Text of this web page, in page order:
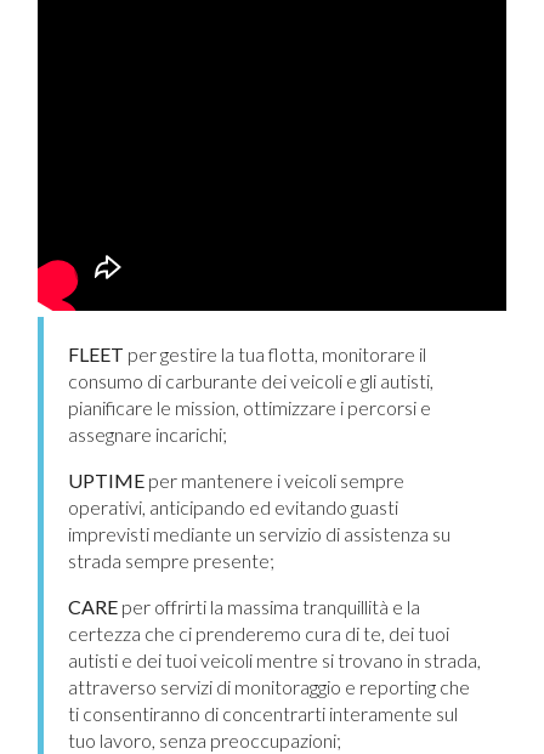
FLEET per gestire la tua flotta, monitorare il
consumo di carburante dei veicoli e gli autisti,
pianificare le mission, ottimizzare i percorsi e
assegnare incarichi;
UPTIME per mantenere i veicoli sempre
operativi, anticipando ed evitando guasti
imprevisti mediante un servizio di assistenza su
strada sempre presente;
CARE per offrirti la massima tranquillità e la
certezza che ci prenderemo cura di te, dei tuoi
autisti e dei tuoi veicoli mentre si trovano in strada,
attraverso servizi di monitoraggio e reporting che
ti consentiranno di concentrarti interamente sul
tuo lavoro, senza preoccupazioni;